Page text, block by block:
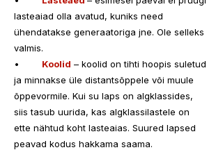
lasteaiad olla avatud, kuniks need
ühendatakse generaatoriga jne. Ole selleks
valmis.
Koolid – koolid on tihti hoopis suletud
ja minnakse üle distantsõppele või muule
õppevormile. Kui su laps on algklassides,
siis tasub uurida, kas algklassilastele on
ette nähtud koht lasteaias. Suured lapsed
peavad kodus hakkama saama.